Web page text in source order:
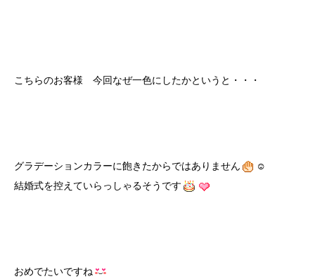
こちらのお客様 今回なぜ一色にしたかというと・・・
グラデーションカラーに飽きたからではありません
☺️
結婚式を控えていらっしゃるそうです
おめでたいですね